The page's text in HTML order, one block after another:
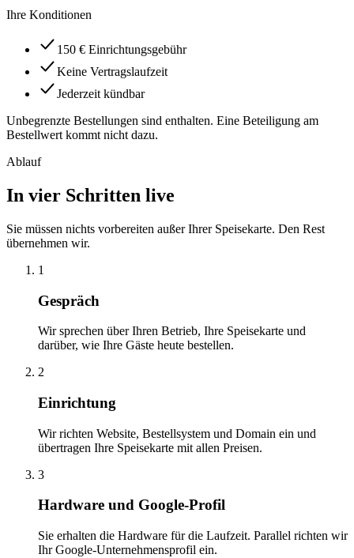
Ihre Konditionen
150 € Einrichtungsgebühr
Keine Vertragslaufzeit
Jederzeit kündbar
Unbegrenzte Bestellungen sind enthalten. Eine Beteiligung am
Bestellwert kommt nicht dazu.
Ablauf
In vier Schritten live
Sie müssen nichts vorbereiten außer Ihrer Speisekarte. Den Rest
übernehmen wir.
1
Gespräch
Wir sprechen über Ihren Betrieb, Ihre Speisekarte und
darüber, wie Ihre Gäste heute bestellen.
2
Einrichtung
Wir richten Website, Bestellsystem und Domain ein und
übertragen Ihre Speisekarte mit allen Preisen.
3
Hardware und Google-Profil
Sie erhalten die Hardware für die Laufzeit. Parallel richten wir
Ihr Google-Unternehmensprofil ein.